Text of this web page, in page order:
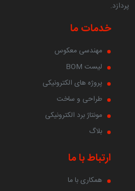
پردازد.
خدمات ما
مهندسی معکوس
لیست BOM
پروژه های الکترونیکی
طراحی و ساخت
مونتاژ برد الکترونیکی
بلاگ
ارتباط با ما
همکاری با ما